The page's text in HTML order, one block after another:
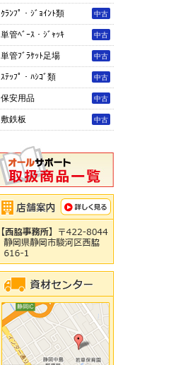
中古
ｸﾗﾝﾌﾟ・ｼﾞｮｲﾝﾄ類
中古
単管ﾍﾞｰｽ・ｼﾞｬｯｷ
中古
単管ﾌﾞﾗｹｯﾄ足場
中古
ｽﾃｯﾌﾟ・ﾊｼｺﾞ類
中古
保安用品
中古
敷鉄板